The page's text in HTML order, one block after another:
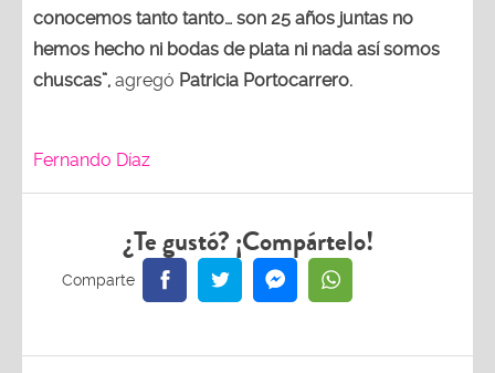
conocemos tanto tanto… son 25 años juntas no
hemos hecho ni bodas de plata ni nada así somos
chuscas”, agregó Patricia Portocarrero.
Fernando Díaz
¿Te gustó? ¡Compártelo!